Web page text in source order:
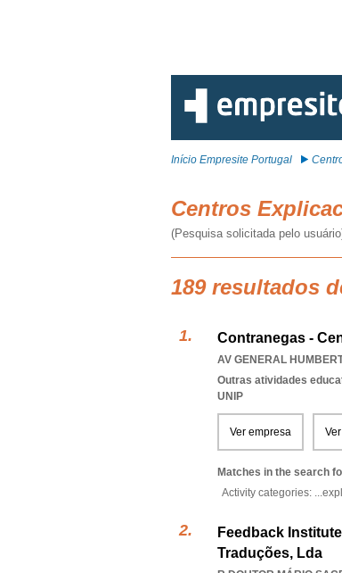
Início Empresite Portugal
Centros
(Pesquisa solicitada pelo
189 resultados
Contranegas -
AV GENERAL
Outras atividades
UNIP
Ver empresa
Matches in the search
Activity categories: ...
Feedback
Traduções, Lda